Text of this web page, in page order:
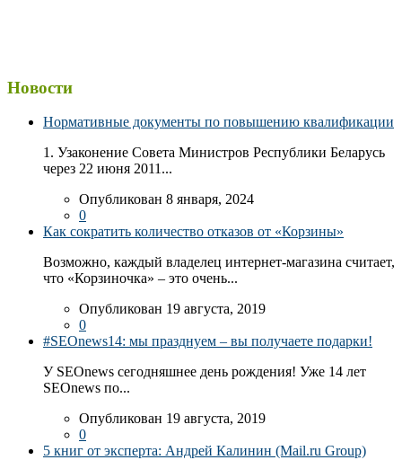
Новости
Нормативные документы по повышению квалификации
1. Узаконение Совета Министров Республики Беларусь
через 22 июня 2011...
Опубликован 8 января, 2024
0
Как сократить количество отказов от «Корзины»
Возможно, каждый владелец интернет-магазина считает,
что «Корзиночка» – это очень...
Опубликован 19 августа, 2019
0
#SEOnews14: мы празднуем – вы получаете подарки!
У SEOnews сегодняшнее день рождения! Уже 14 лет
SEOnews по...
Опубликован 19 августа, 2019
0
5 книг от эксперта: Андрей Калинин (Mail.ru Group)